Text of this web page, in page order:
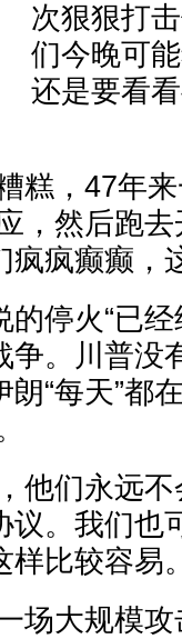
次狠狠打
们今晚可
还是要看
糕，47年
，然后跑
疯癫癫，
停火“已
争。川普没
“每天”都
他们永远
议。我们也
样比较容易
场大规模